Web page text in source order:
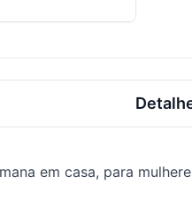
em casa, para